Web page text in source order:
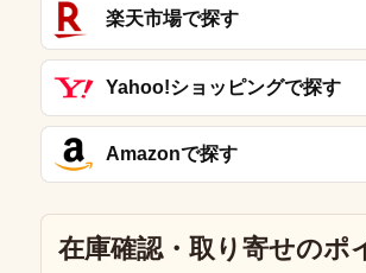
楽天市場で探す
Yahoo!ショッピングで探す
Amazonで探す
在庫確認・取り寄せのポ